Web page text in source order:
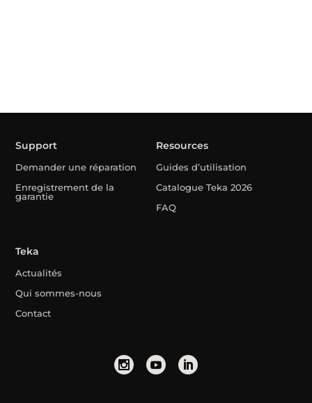
Support
Demander une réparation
Enregistrement de la
garantie
Resources
Guides d’utilisation
Catalogue Teka 2026
FAQ
Teka
Actualités
Qui sommes-nous
Contact